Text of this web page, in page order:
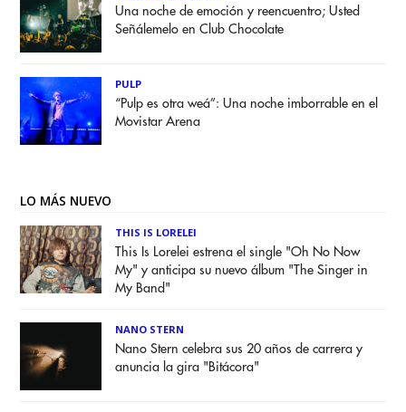
Una noche de emoción y reencuentro; Usted
Señálemelo en Club Chocolate
PULP
“Pulp es otra weá”: Una noche imborrable en el
Movistar Arena
LO MÁS NUEVO
THIS IS LORELEI
This Is Lorelei estrena el single "Oh No Now
My" y anticipa su nuevo álbum "The Singer in
My Band"
NANO STERN
Nano Stern celebra sus 20 años de carrera y
anuncia la gira "Bitácora"